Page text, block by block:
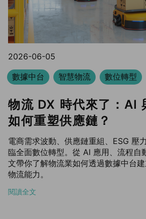
2026-06-05
數據中台
智慧物流 數位轉型
物流 DX 時代來了：AI
如何重塑供應鏈？
電商需求波動、供應鏈重組、ESG 壓
臨全面數位轉型。從 AI 應用、流程自
文帶你了解物流業如何透過數據中台
物流能力。
閱讀全文